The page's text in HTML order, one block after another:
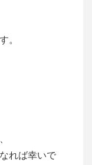
。
れば幸いで